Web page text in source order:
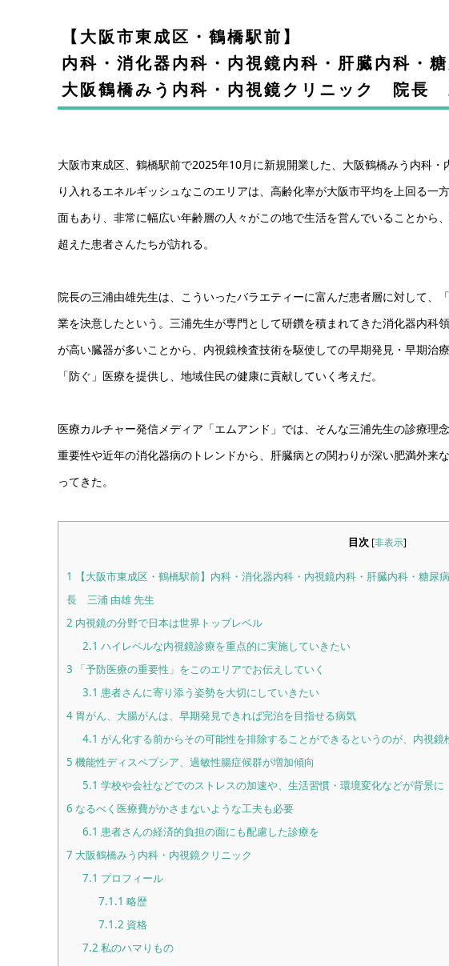
【大阪市東成区・鶴橋駅前】
内科・消化器内科・内視鏡内科・肝臓内科・
大阪鶴橋みう内科・内視鏡クリニック 院
大阪市東成区、鶴橋駅前で2025年10月に新規開業した、大阪鶴橋みう内科
り入れるエネルギッシュなこのエリアは、高齢化率が大阪市平均を上回る一
面もあり、非常に幅広い年齢層の人々がこの地で生活を営んでいることから
超えた患者さんたちが訪れる。
院長の三浦由雄先生は、こういったバラエティーに富んだ患者層に対して、
業を決意したという。三浦先生が専門として研鑽を積まれてきた消化器内科
が高い臓器が多いことから、内視鏡検査技術を駆使しての早期発見・早期治
「防ぐ」医療を提供し、地域住民の健康に貢献していく考えだ。
医療カルチャー発信メディア「エムアンド」では、そんな三浦先生の診療理
重要性や近年の消化器病のトレンドから、肝臓病との関わりが深い肥満外来
ってきた。
目次 [非表示]
1
【大阪市東成区・鶴橋駅前】内科・消化器内科・内視鏡内科・肝臓内科・糖
長 三浦 由雄 先生
2 内視鏡の分野で日本は世界トップレベル
2.1 ハイレベルな内視鏡診療を重点的に実施していきたい
3 「予防医療の重要性」をこのエリアでお伝えしていく
3.1 患者さんに寄り添う姿勢を大切にしていきたい
4 胃がん、大腸がんは、早期発見できれば完治を目指せる病気
4.1 がん化する前からその可能性を排除することができるというのが、内視鏡
5 機能性ディスペプシア、過敏性腸症候群が増加傾向
5.1 学校や会社などでのストレスの加速や、生活習慣・環境変化などが背景に
6 なるべく医療費がかさまないような工夫も必要
6.1 患者さんの経済的負担の面にも配慮した診療を
7 大阪鶴橋みう内科・内視鏡クリニック
7.1 プロフィール
7.1.1 略歴
7.1.2 資格
7.2 私のハマりもの